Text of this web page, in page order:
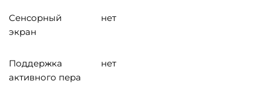
Сенсорный
экран
нет
Поддержка
активного пера
нет